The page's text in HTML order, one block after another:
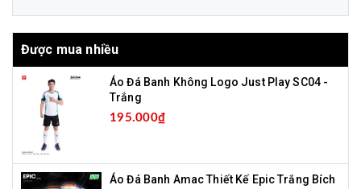
Được mua nhiều
Áo Đá Banh Không Logo Just Play SC04 -
Trắng
195.000₫
Áo Đá Banh Amac Thiết Kế Epic Trắng Bích